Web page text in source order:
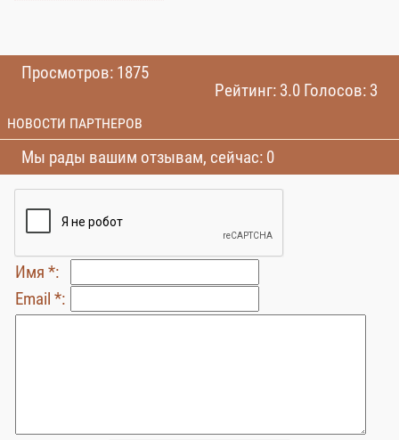
Просмотров: 1875
Рейтинг: 3.0 Голосов: 3
НОВОСТИ ПАРТНЕРОВ
Мы рады вашим отзывам, сейчас: 0
Имя *:
Email *: